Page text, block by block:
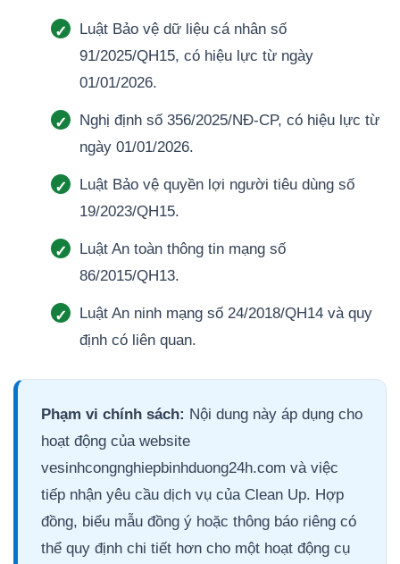
Luật Bảo vệ dữ liệu cá nhân số
91/2025/QH15, có hiệu lực từ ngày
01/01/2026.
Nghị định số 356/2025/NĐ-CP, có hiệu lực từ
ngày 01/01/2026.
Luật Bảo vệ quyền lợi người tiêu dùng số
19/2023/QH15.
Luật An toàn thông tin mạng số
86/2015/QH13.
Luật An ninh mạng số 24/2018/QH14 và quy
định có liên quan.
Phạm vi chính sách: Nội dung này áp dụng cho
hoạt động của website
vesinhcongnghiepbinhduong24h.com và việc
tiếp nhận yêu cầu dịch vụ của Clean Up. Hợp
đồng, biểu mẫu đồng ý hoặc thông báo riêng có
thể quy định chi tiết hơn cho một hoạt động cụ